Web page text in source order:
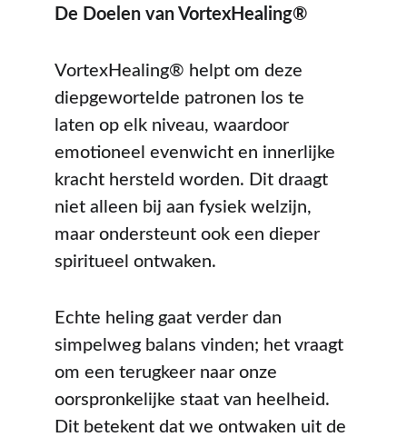
De Doelen van VortexHealing®
VortexHealing® helpt om deze
diepgewortelde patronen los te
laten op elk niveau, waardoor
emotioneel evenwicht en innerlijke
kracht hersteld worden. Dit draagt
niet alleen bij aan fysiek welzijn,
maar ondersteunt ook een dieper
spiritueel ontwaken.
Echte heling gaat verder dan
simpelweg balans vinden; het vraagt
om een terugkeer naar onze
oorspronkelijke staat van heelheid.
Dit betekent dat we ontwaken uit de